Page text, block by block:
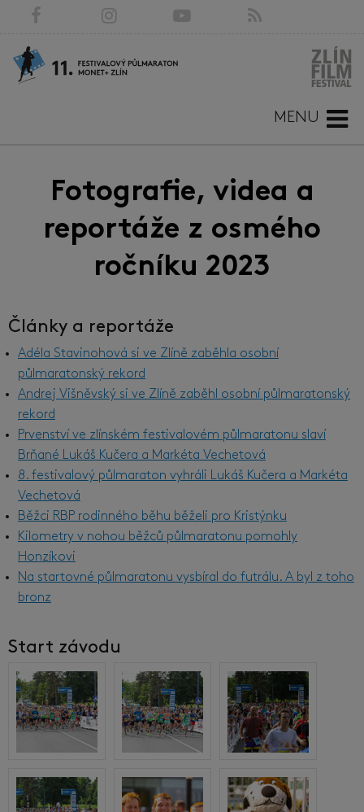
MENU
Fotografie, videa a
reportáže z osmého
ročníku 2023
Články a reportáže
Adéla Stavinohová si ve Zlíně zaběhla osobní
půlmaratonský rekord
Andrej Višněvský si ve Zlíně zaběhl osobní půlmaratonský
rekord
Prvenství ve zlínském festivalovém půlmaratonu slaví
Brňané Lukáš Kučera a Markéta Vechetová
8. festivalový půlmaraton vyhráli Lukáš Kučera a Markéta
Vechetová
Běžci RBP rodinného běhu běželi pro Kristýnku
Kilometry v nohou běžců půlmaratonu pomohly
Honzíkovi
Na startovné půlmaratonu vysbíral do futrálu. A byl z toho
bronz
Start závodu